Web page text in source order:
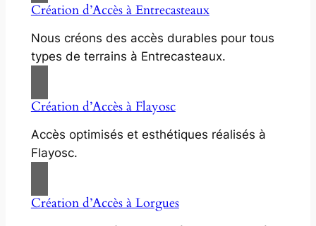
Création d’Accès à Entrecasteaux
Nous créons des accès durables pour tous
types de terrains à Entrecasteaux.
Création d’Accès à Flayosc
Accès optimisés et esthétiques réalisés à
Flayosc.
Création d’Accès à Lorgues